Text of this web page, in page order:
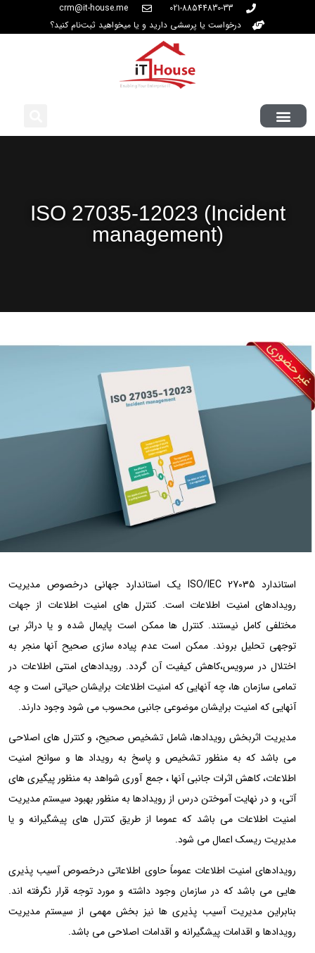
021-88544830-33
crm@it-house.me
درخواست یا پرسشی دارید و یا میخواهید ثبت‌نام کنید؟
ISO 27035-12023 (Incident
management)
استاندارد ISO/IEC 27035 یک استاندارد جهانی درخصوص مدیریت
رویدادهای امنیت اطلاعات است. کنترل های امنیت اطلاعات از جهات
مختلفی کامل نیستند. کنترل ها ممکن است پایمال شده و یا دراثر بی
توجهی تحلیل بروند. ممکن است عدم پیاده سازی صحیح آنها منجر به
اختلال در سرویس،کاهش کیفیت آن گردد. رویدادهای امنتی اطلاعات در
تمامی سازمان ها، چه آنهایی که امنیت اطلاعات برایشان حیاتی است و چه
آنهایی که امنیت برایشان موضوعی جانبی محسوب می شود وجود دارند.
مدیریت اثربخش رویدادها، شامل تشخیص صحیح، و کنترل های اصلاحی
می باشد که به منظور تشخیص و پاسخ به رویداد ها و سوانح امنیت
اطلاعات، کاهش اثرات جانبی آنها ، جمع آوری شواهد به منظور پیگیری های
آتی، و در نهایت آموختن درس از رویدادها به منظور بهبود سیستم مدیریت
امنیت اطلاعات می باشد که عموما از طریق کنترل های پیشگیرانه و یا
مدیریت ریسک اعمال می شود.
رویدادهای امنیت اطلاعات عموماً حاوی اطلاعاتی درخصوص آسیب پذیری
هایی می باشد که در سازمان وجود داشته و مورد توجه قرار نگرفته اند.
بنابراین مدیریت آسیب پذیری ها نیز بخش مهمی از سیستم مدیریت
رویدادها و اقدامات پیشگیرانه و اقدامات اصلاحی می باشد.